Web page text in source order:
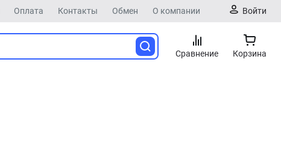
Оплата Контакты Обмен О компании Войти
Сравнение Корзина